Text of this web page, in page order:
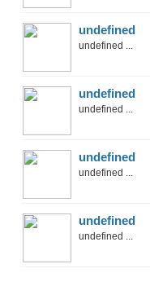
undefined
undefined ...
undefined
undefined ...
undefined
undefined ...
undefined
undefined ...